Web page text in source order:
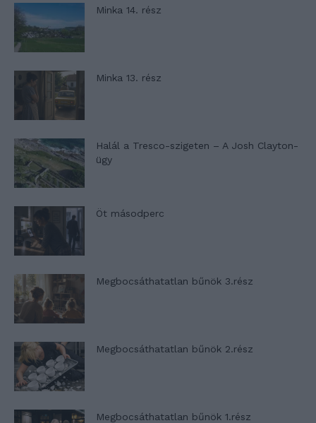
Minka 14. rész
Minka 13. rész
Halál a Tresco-szigeten – A Josh Clayton-
ügy
Öt másodperc
Megbocsáthatatlan bűnök 3.rész
Megbocsáthatatlan bűnök 2.rész
Megbocsáthatatlan bűnök 1.rész